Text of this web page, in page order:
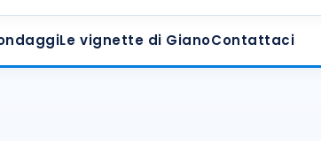
Le vignette di GianoContattaci